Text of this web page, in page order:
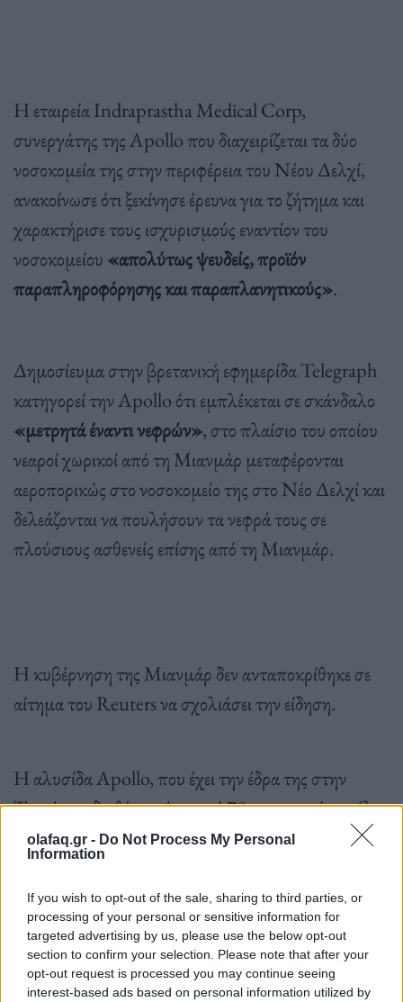
olafaq.gr - Do Not Process My Personal
Information
If you wish to opt-out of the sale, sharing to third parties, or
processing of your personal or sensitive information for
targeted advertising by us, please use the below opt-out
section to confirm your selection. Please note that after your
opt-out request is processed you may continue seeing
interest-based ads based on personal information utilized by
Η εταιρεία Indraprastha Medical Corp,
συνεργάτης της Apollo που διαχειρίζεται τα δύο
νοσοκομεία της στην περιφέρεια του Νέου Δελχί,
ανακοίνωσε ότι ξεκίνησε έρευνα για το ζήτημα και
χαρακτήρισε τους ισχυρισμούς εναντίον του
νοσοκομείου «απολύτως ψευδείς, προϊόν
παραπληροφόρησης και παραπλανητικούς».
Δημοσίευμα στην βρετανική εφημερίδα Telegraph
κατηγορεί την Apollo ότι εμπλέκεται σε σκάνδαλο
«μετρητά έναντι νεφρών», στο πλαίσιο του οποίου
νεαροί χωρικοί από τη Μιανμάρ μεταφέρονται
αεροπορικώς στο νοσοκομείο της στο Νέο Δελχί και
δελεάζονται να πουλήσουν τα νεφρά τους σε
πλούσιους ασθενείς επίσης από τη Μιανμάρ.
Η κυβέρνηση της Μιανμάρ δεν ανταποκρίθηκε σε
αίτημα του Reuters να σχολιάσει την είδηση.
Η αλυσίδα Apollo, που έχει την έδρα της στην
Τσενάι και διαθέτει πάνω από 70 νοσοκομεία σε όλη
την Ινδία,πραγματοποίησε 1.641 μεταμοσχεύσεις
συμπαγών οργάνων το 2022
της εταιρείας. Το νοσοκομείο επίσης νοσηλεύει
ξένους ασθενείς που φθάνουν αεροπορικώς στην
Ινδία.